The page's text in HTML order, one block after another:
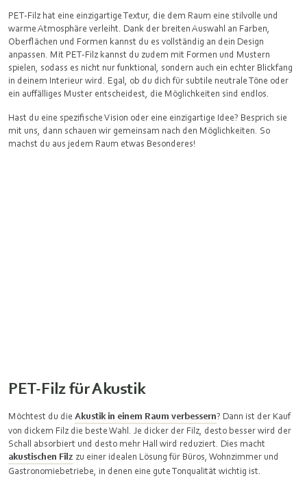
PET-Filz hat eine einzigartige Textur, die dem Raum eine stilvolle und
warme Atmosphäre verleiht. Dank der breiten Auswahl an Farben,
Oberflächen und Formen kannst du es vollständig an dein Design
anpassen. Mit PET-Filz kannst du zudem mit Formen und Mustern
spielen, sodass es nicht nur funktional, sondern auch ein echter Blickfang
in deinem Interieur wird. Egal, ob du dich für subtile neutrale Töne oder
ein auffälliges Muster entscheidest, die Möglichkeiten sind endlos.
Hast du eine spezifische Vision oder eine einzigartige Idee? Besprich sie
mit uns, dann schauen wir gemeinsam nach den Möglichkeiten. So
machst du aus jedem Raum etwas Besonderes!
PET-Filz für Akustik
Möchtest du die Akustik in einem Raum verbessern? Dann ist der Kauf
von dickem Filz die beste Wahl. Je dicker der Filz, desto besser wird der
Schall absorbiert und desto mehr Hall wird reduziert. Dies macht
akustischen Filz zu einer idealen Lösung für Büros, Wohnzimmer und
Gastronomiebetriebe, in denen eine gute Tonqualität wichtig ist.